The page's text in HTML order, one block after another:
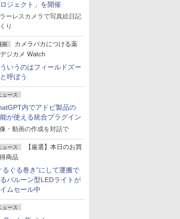
ジェクト」を開催
ーレスカメラで写真絵日記
り
画
カメラバカにつける薬
ジカメ Watch
いうのはフィールドズー
呼ぼう
ュース
内でアドビ製品の
が使える統合プラグイン
・動画の作成を対話で
ュース
【厳選】本日のお買
商品
るぐる巻き”にして運搬で
バルーン型LEDライトが
ムセール中
ュース